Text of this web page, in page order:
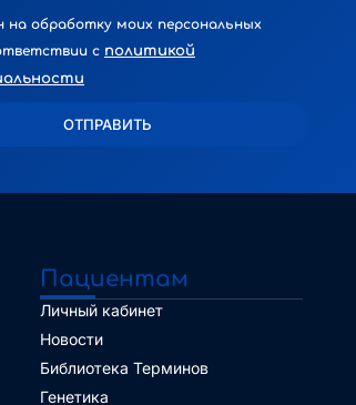
на обработку моих персональных
с политикой
ОТПРАВИТЬ
Пациентам
Личный кабинет
Новости
Библиотека Терминов
Генетика